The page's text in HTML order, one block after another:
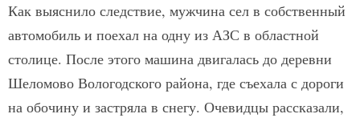
Как выяснило следствие, мужчина сел в собственный
автомобиль и поехал на одну из АЗС в областной
столице. После этого машина двигалась до деревни
Шеломово Вологодского района, где съехала с дороги
на обочину и застряла в снегу. Очевидцы рассказали,